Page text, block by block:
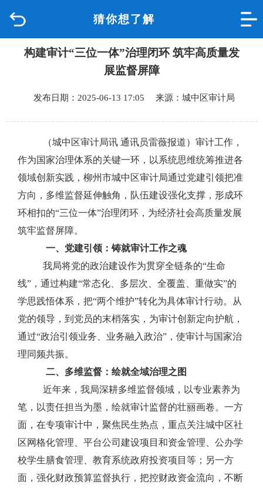
猜你想了解
品质城中
政府信息公开
互动回应
数据专题
构建审计“三位一体”治理闭环 筑牢高质量发
展监督屏障
发布日期：2025-06-13 17:05 来源：城中区审计局
（城中区审计局讯 通讯员雷薇报道） 审计工作，
作为国家治理体系的关键一环，以系统思维统筹推进各
领域创新实践， 柳州市城中区审计局通过党建引领把准
方向 ， 多维监督延伸触角 ， 队伍建设强化支撑，形成环
环相扣的“三位一体”治理闭环，为经济社会高质量发展
筑牢监督屏障。
一、党建引领：铸就审计工作之魂
我局将党的政治建设作为贯穿全链条的“生命
线” ，通过构建“常态化、多层次、全覆盖、重做实”的
学思践悟体系，把“两个维护”转化为具体审计行动。从
党的领导 ，到党员的末梢落实，为审计创新定向护航，
通过“政治引领业务、业务融入政治”， 使审计与国家治
理同频共振。
二、 多维监督 ： 绘就全域治理之图
近年来，我局深耕多维监督领域， 以专业素养为
笔，以责任担当为墨，绘就审计监督的壮丽画卷。 一方
面，在专项审计中， 聚焦民生热点 ， 重点关注城中 区社
区网格化管理
平台公司建设项目和资金管理
公办学
校学生膳食管理、教育系统政府投资项目等；另一方
面， 强化财政预算监督执行，把控财政资金流向， 不断